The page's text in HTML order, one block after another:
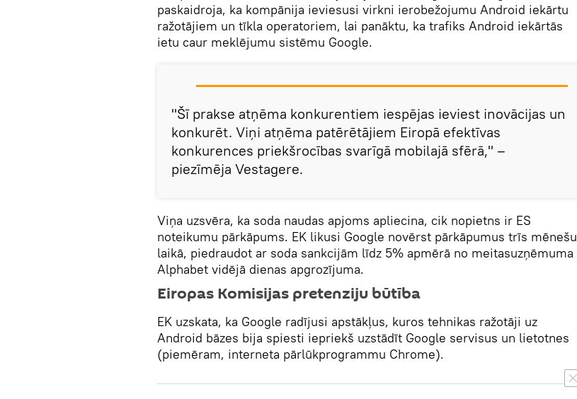
paskaidroja, ka kompānija ieviesusi virkni ierobežojumu Android iekārtu
ražotājiem un tīkla operatoriem, lai panāktu, ka trafiks Android iekārtās
ietu caur meklējumu sistēmu Google.
"Šī prakse atņēma konkurentiem iespējas ieviest inovācijas un
konkurēt. Viņi atņēma patērētājiem Eiropā efektīvas
konkurences priekšrocības svarīgā mobilajā sfērā," –
piezīmēja Vestagere.
Viņa uzsvēra, ka soda naudas apjoms apliecina, cik nopietns ir ES
noteikumu pārkāpums. EK likusi Google novērst pārkāpumus trīs mēnešu
laikā, piedraudot ar soda sankcijām līdz 5% apmērā no meitasuzņēmuma
Alphabet vidējā dienas apgrozījuma.
Eiropas Komisijas pretenziju būtība
EK uzskata, ka Google radījusi apstākļus, kuros tehnikas ražotāji uz
Android bāzes bija spiesti iepriekš uzstādīt Google servisus un lietotnes
(piemēram, interneta pārlūkprogrammu Chrome).